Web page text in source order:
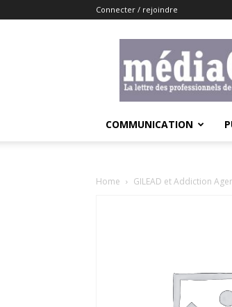
Connecter / rejoindre
COMMUNICATION
Home GILEAD et Addiction